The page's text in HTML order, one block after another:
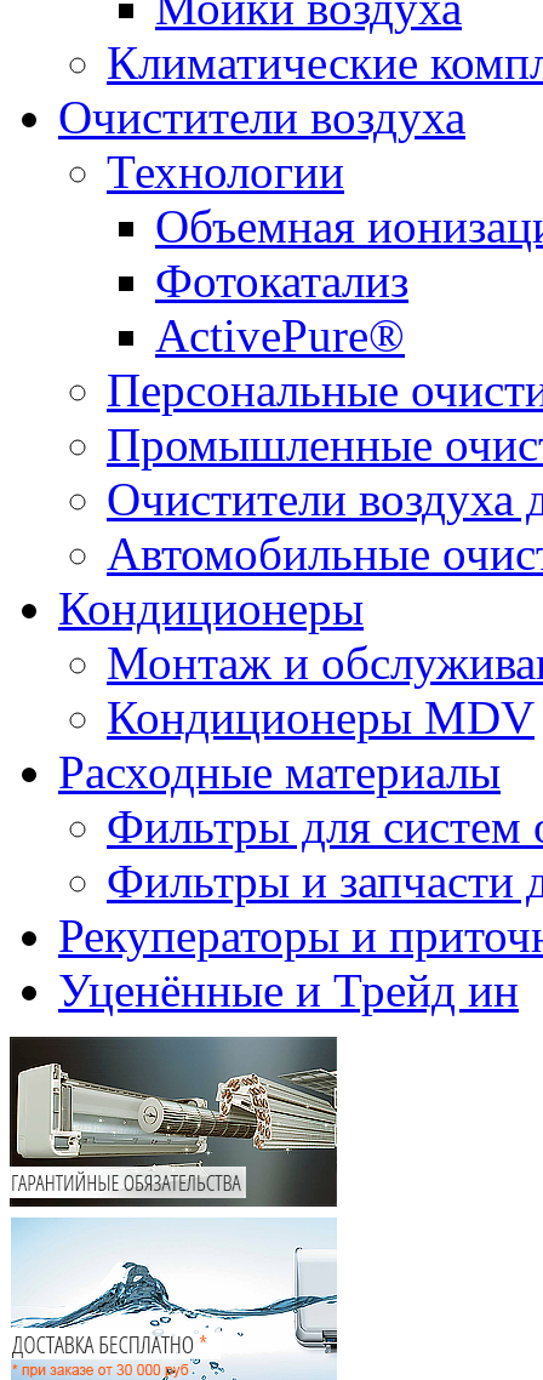
Климатические
Очистители воздуха
Технологии
Объемная
Фотокатализ
ActivePure®
Персональные
Промышленные
Очистители воздуха
Автомобильные
Кондиционеры
Монтаж и
Кондиционеры MDV
Расходные материалы
Фильтры для систем
Фильтры и запчасти
Рекуператоры и
Уценённые и Трейд ин